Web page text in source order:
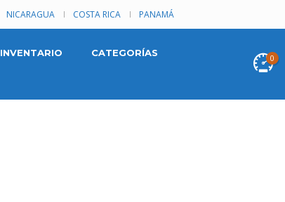
NICARAGUA COSTA RICA PANAMÁ
0
INVENTARIO CATEGORÍAS